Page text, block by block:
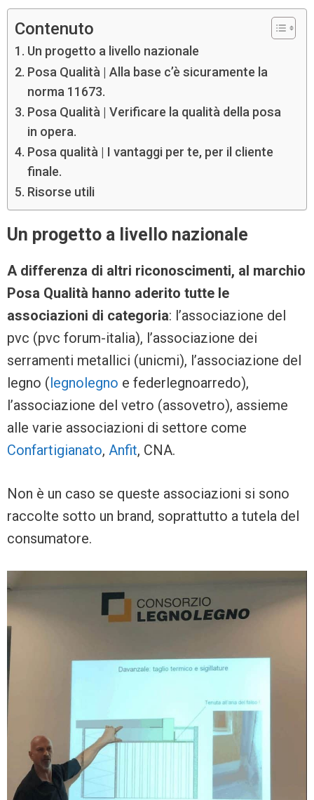
Contenuto
Un progetto a livello nazionale
Posa Qualità | Alla base c’è sicuramente la
norma 11673.
Posa Qualità | Verificare la qualità della posa
in opera.
Posa qualità | I vantaggi per te, per il cliente
finale.
Risorse utili
Un progetto a livello nazionale
A differenza di altri riconoscimenti, al marchio
Posa Qualità hanno aderito tutte le
associazioni di categoria: l’associazione del
pvc (pvc forum-italia), l’associazione dei
serramenti metallici (unicmi), l’associazione del
legno (legnolegno e federlegnoarredo),
l’associazione del vetro (assovetro), assieme
alle varie associazioni di settore come
Confartigianato, Anfit, CNA.
Non è un caso se queste associazioni si sono
raccolte sotto un brand, soprattutto a tutela del
consumatore.